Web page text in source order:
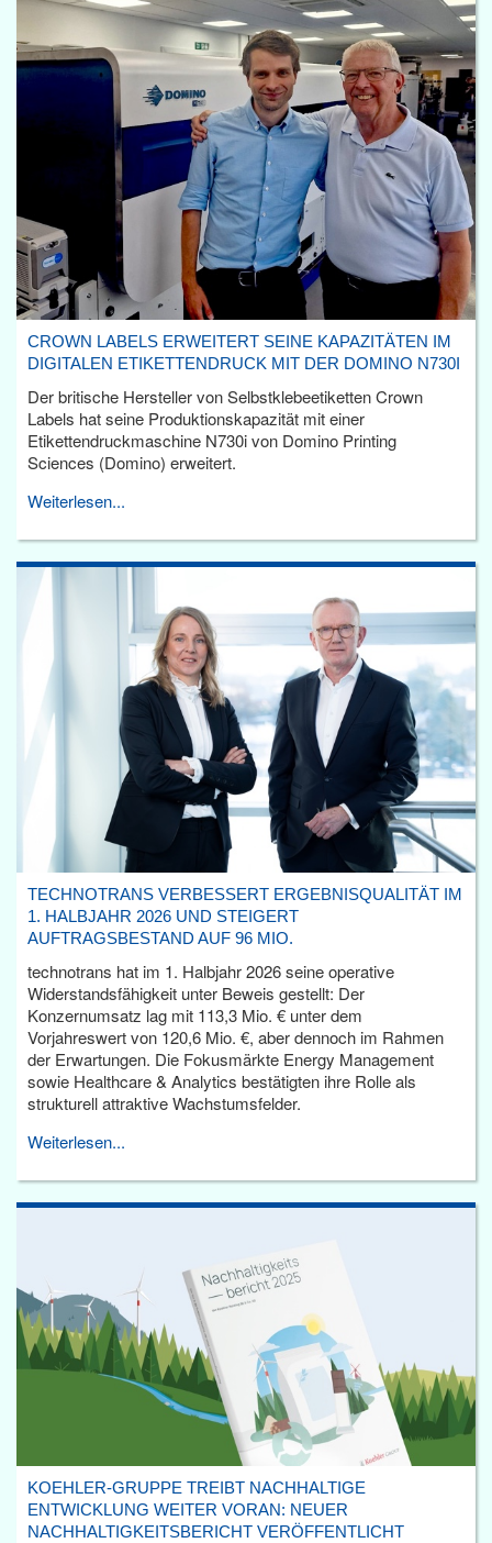
CROWN LABELS ERWEITERT SEINE KAPAZITÄTEN IM
DIGITALEN ETIKETTENDRUCK MIT DER DOMINO N730I
Der britische Hersteller von Selbstklebeetiketten Crown
Labels hat seine Produktionskapazität mit einer
Etikettendruckmaschine N730i von Domino Printing
Sciences (Domino) erweitert.
Weiterlesen...
TECHNOTRANS VERBESSERT ERGEBNISQUALITÄT IM
1. HALBJAHR 2026 UND STEIGERT
AUFTRAGSBESTAND AUF 96 MIO.
technotrans hat im 1. Halbjahr 2026 seine operative
Widerstandsfähigkeit unter Beweis gestellt: Der
Konzernumsatz lag mit 113,3 Mio. € unter dem
Vorjahreswert von 120,6 Mio. €, aber dennoch im Rahmen
der Erwartungen. Die Fokusmärkte Energy Management
sowie Healthcare & Analytics bestätigten ihre Rolle als
strukturell attraktive Wachstumsfelder.
Weiterlesen...
KOEHLER-GRUPPE TREIBT NACHHALTIGE
ENTWICKLUNG WEITER VORAN: NEUER
NACHHALTIGKEITSBERICHT VERÖFFENTLICHT